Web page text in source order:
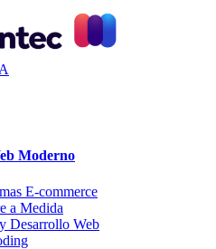
Moderno
E-commerce
a Medida
Desarrollo Web